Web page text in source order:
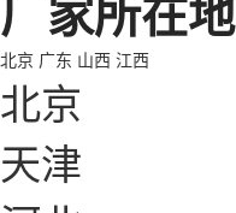
厂家所在地
北京 广东 山西 江西
北京
天津